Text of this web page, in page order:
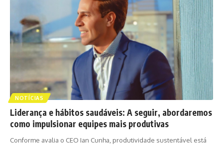
NOTÍCIAS
Liderança e hábitos saudáveis: A seguir, abordaremos
como impulsionar equipes mais produtivas
Conforme avalia o CEO Ian Cunha, produtividade sustentável está